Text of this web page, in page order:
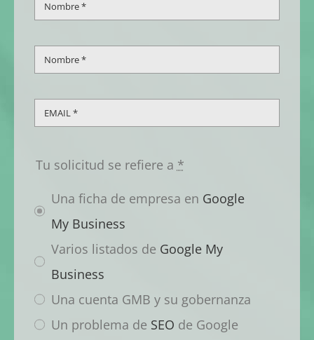
Tu solicitud se refiere a *
Una ficha de empresa en Google
My Business
Varios listados de Google My
Business
Una cuenta GMB y su gobernanza
Un problema de SEO de Google